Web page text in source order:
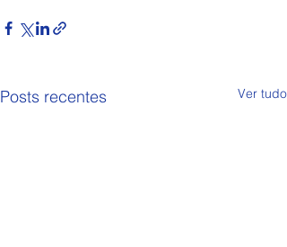
Posts recentes Ver tudo